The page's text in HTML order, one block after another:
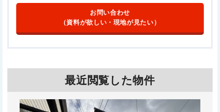
お問い合わせ
（資料が欲しい・現地が見たい）
最近閲覧した物件